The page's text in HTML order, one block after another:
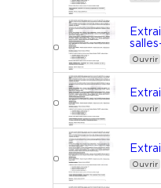
Ouvrir
Ouvrir
Ouvrir